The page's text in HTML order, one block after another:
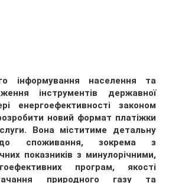
інформування населення та
інструментів державної
енергоефективності законом
новий формат платіжки
Вона міститиме детальну
споживання, зокрема з
показників з минулорічними,
програм, якості
природного газу та